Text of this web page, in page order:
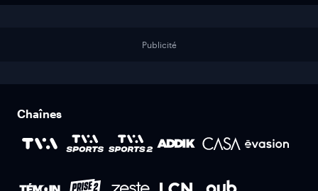
Publicité
Chaînes